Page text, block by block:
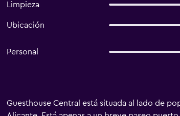
Limpieza
Ubicación
Personal
Guesthouse Central está situada al lado de